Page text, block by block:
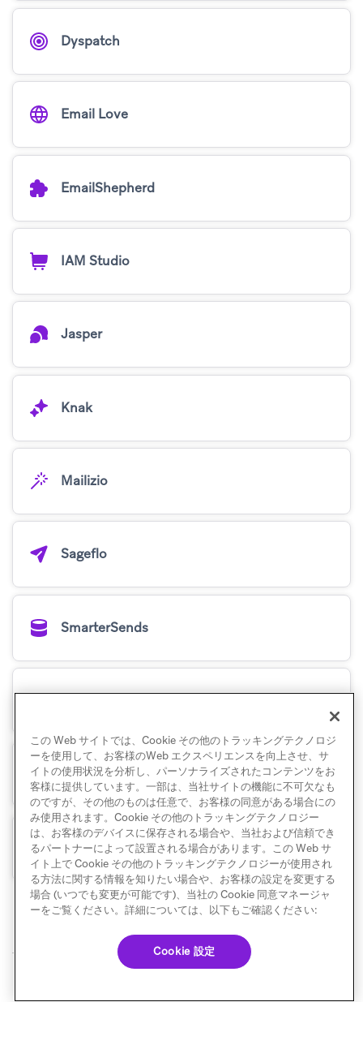
Dyspatch
Email Love
EmailShepherd
IAM Studio
Jasper
Knak
Mailizio
Sageflo
SmarterSends
Stripo
Taxi for Email
© Braze. All Rights Reserved Privacy Policy
この Web サイトでは、Cookie その他のトラッキングテクノロジ
ーを使用して、お客様のWeb エクスペリエンスを向上させ、サ
イトの使用状況を分析し、パーソナライズされたコンテンツをお
客様に提供しています。一部は、当社サイトの機能に不可欠なも
のですが、その他のものは任意で、お客様の同意がある場合にの
み使用されます。Cookie その他のトラッキングテクノロジー
は、お客様のデバイスに保存される場合や、当社および信頼でき
るパートナーによって設置される場合があります。この Web サ
イト上で Cookie その他のトラッキングテクノロジーが使用され
る方法に関する情報を知りたい場合や、お客様の設定を変更する
場合 (いつでも変更が可能です)、当社の Cookie 同意マネージャ
ーをご覧ください。詳細については、以下もご確認ください:
Cookie 設定